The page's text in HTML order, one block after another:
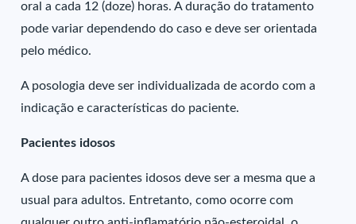
oral a cada 12 (doze) horas. A duração do tratamento
pode variar dependendo do caso e deve ser orientada
pelo médico.
A posologia deve ser individualizada de acordo com a
indicação e características do paciente.
Pacientes idosos
A dose para pacientes idosos deve ser a mesma que a
usual para adultos. Entretanto, como ocorre com